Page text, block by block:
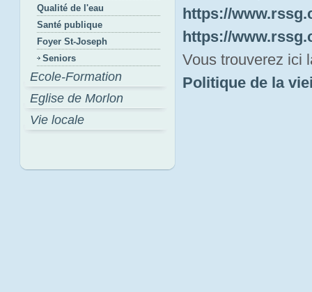
Qualité de l'eau
Santé publique
Foyer St-Joseph
Seniors
Ecole-Formation
Eglise de Morlon
Vie locale
https://
https://
Vous trouverez ici
Politique de la